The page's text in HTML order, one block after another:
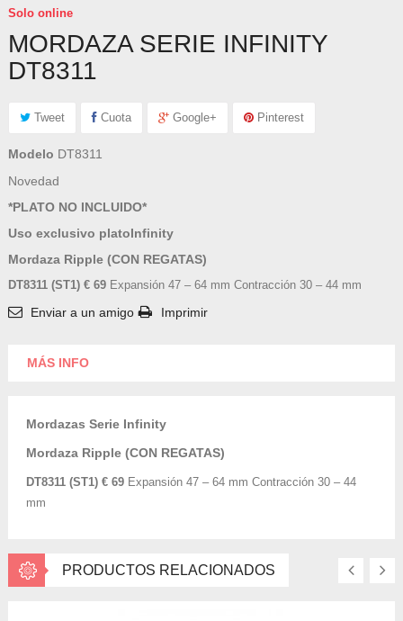
Solo online
MORDAZA SERIE INFINITY
DT8311
Tweet Cuota Google+ Pinterest
Modelo DT8311
Novedad
*PLATO NO INCLUIDO*
Uso exclusivo platoInfinity
Mordaza Ripple (CON REGATAS)
DT8311 (ST1) € 69 Expansión 47 – 64 mm Contracción 30 – 44 mm
Enviar a un amigo Imprimir
MÁS INFO
Mordazas Serie Infinity
Mordaza Ripple (CON REGATAS)
DT8311 (ST1) € 69 Expansión 47 – 64 mm Contracción 30 – 44
mm
PRODUCTOS RELACIONADOS